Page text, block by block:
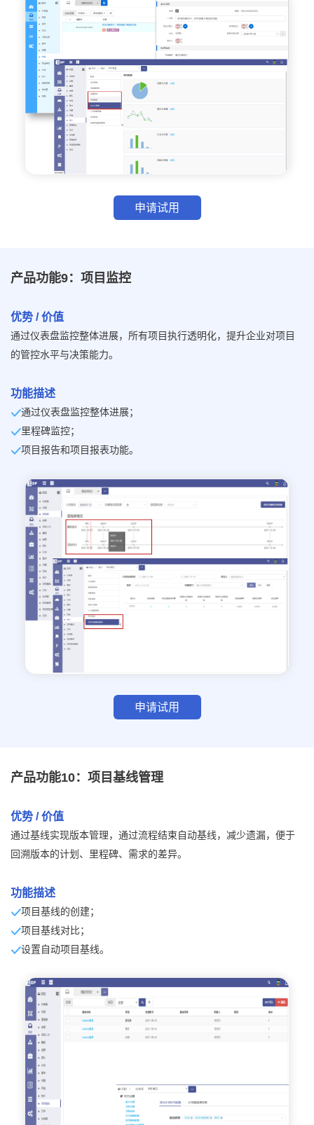
申请试用
产品功能9：项目监控
优势 / 价值
通过仪表盘监控整体进展，所有项目执行透明化，提升企业对项目
的管控水平与决策能力。
功能描述
通过仪表盘监控整体进展；
里程碑监控；
项目报告和项目报表功能。
申请试用
产品功能10：项目基线管理
优势 / 价值
通过基线实现版本管理，通过流程结束自动基线，减少遗漏，便于
回溯版本的计划、里程碑、需求的差异。
功能描述
项目基线的创建；
项目基线对比；
设置自动项目基线。